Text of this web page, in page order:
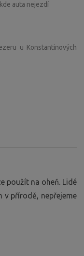
auta nejezdí
u Konstantinových
použít na oheň. Lidé
v přírodě, nepřejeme